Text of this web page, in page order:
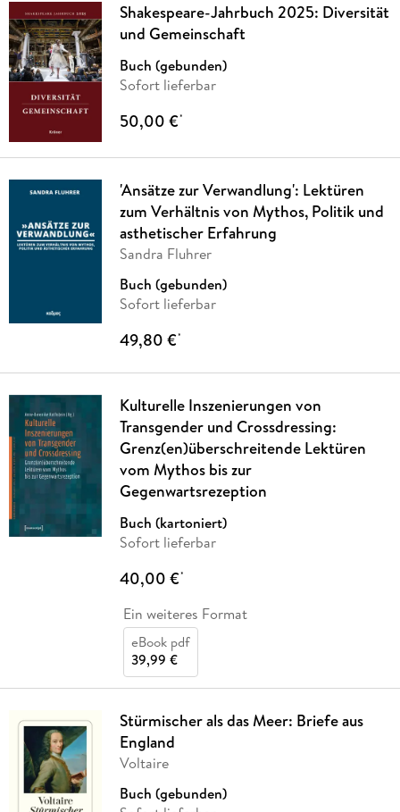
Shakespeare-Jahrbuch 2025: Diversität
und Gemeinschaft
Buch (gebunden)
Sofort lieferbar
50,00 €*
'Ansätze zur Verwandlung': Lektüren
zum Verhältnis von Mythos, Politik und
asthetischer Erfahrung
Sandra Fluhrer
Buch (gebunden)
Sofort lieferbar
49,80 €*
Kulturelle Inszenierungen von
Transgender und Crossdressing:
Grenz(en)überschreitende Lektüren
vom Mythos bis zur
Gegenwartsrezeption
Buch (kartoniert)
Sofort lieferbar
40,00 €*
Ein weiteres Format
eBook pdf
39,99 €
Stürmischer als das Meer: Briefe aus
England
Voltaire
Buch (gebunden)